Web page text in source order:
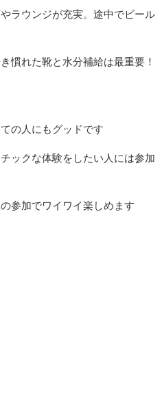
やラウンジが充実。途中でビール
き慣れた靴と水分補給は最重要！
の人にもグッドです
ックな体験をしたい人には参加
参加でワイワイ楽しめます